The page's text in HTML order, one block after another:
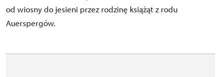
od wiosny do jesieni przez rodzinę książąt z rodu
Auerspergów.